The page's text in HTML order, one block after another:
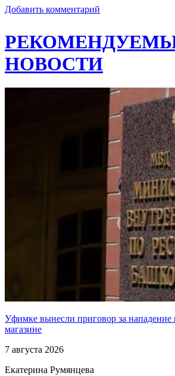
Добавить комментарий
НОВОСТИ
Уфимке вынесли приговор за нападение
магазине
7 августа 2026
Екатерина Румянцева